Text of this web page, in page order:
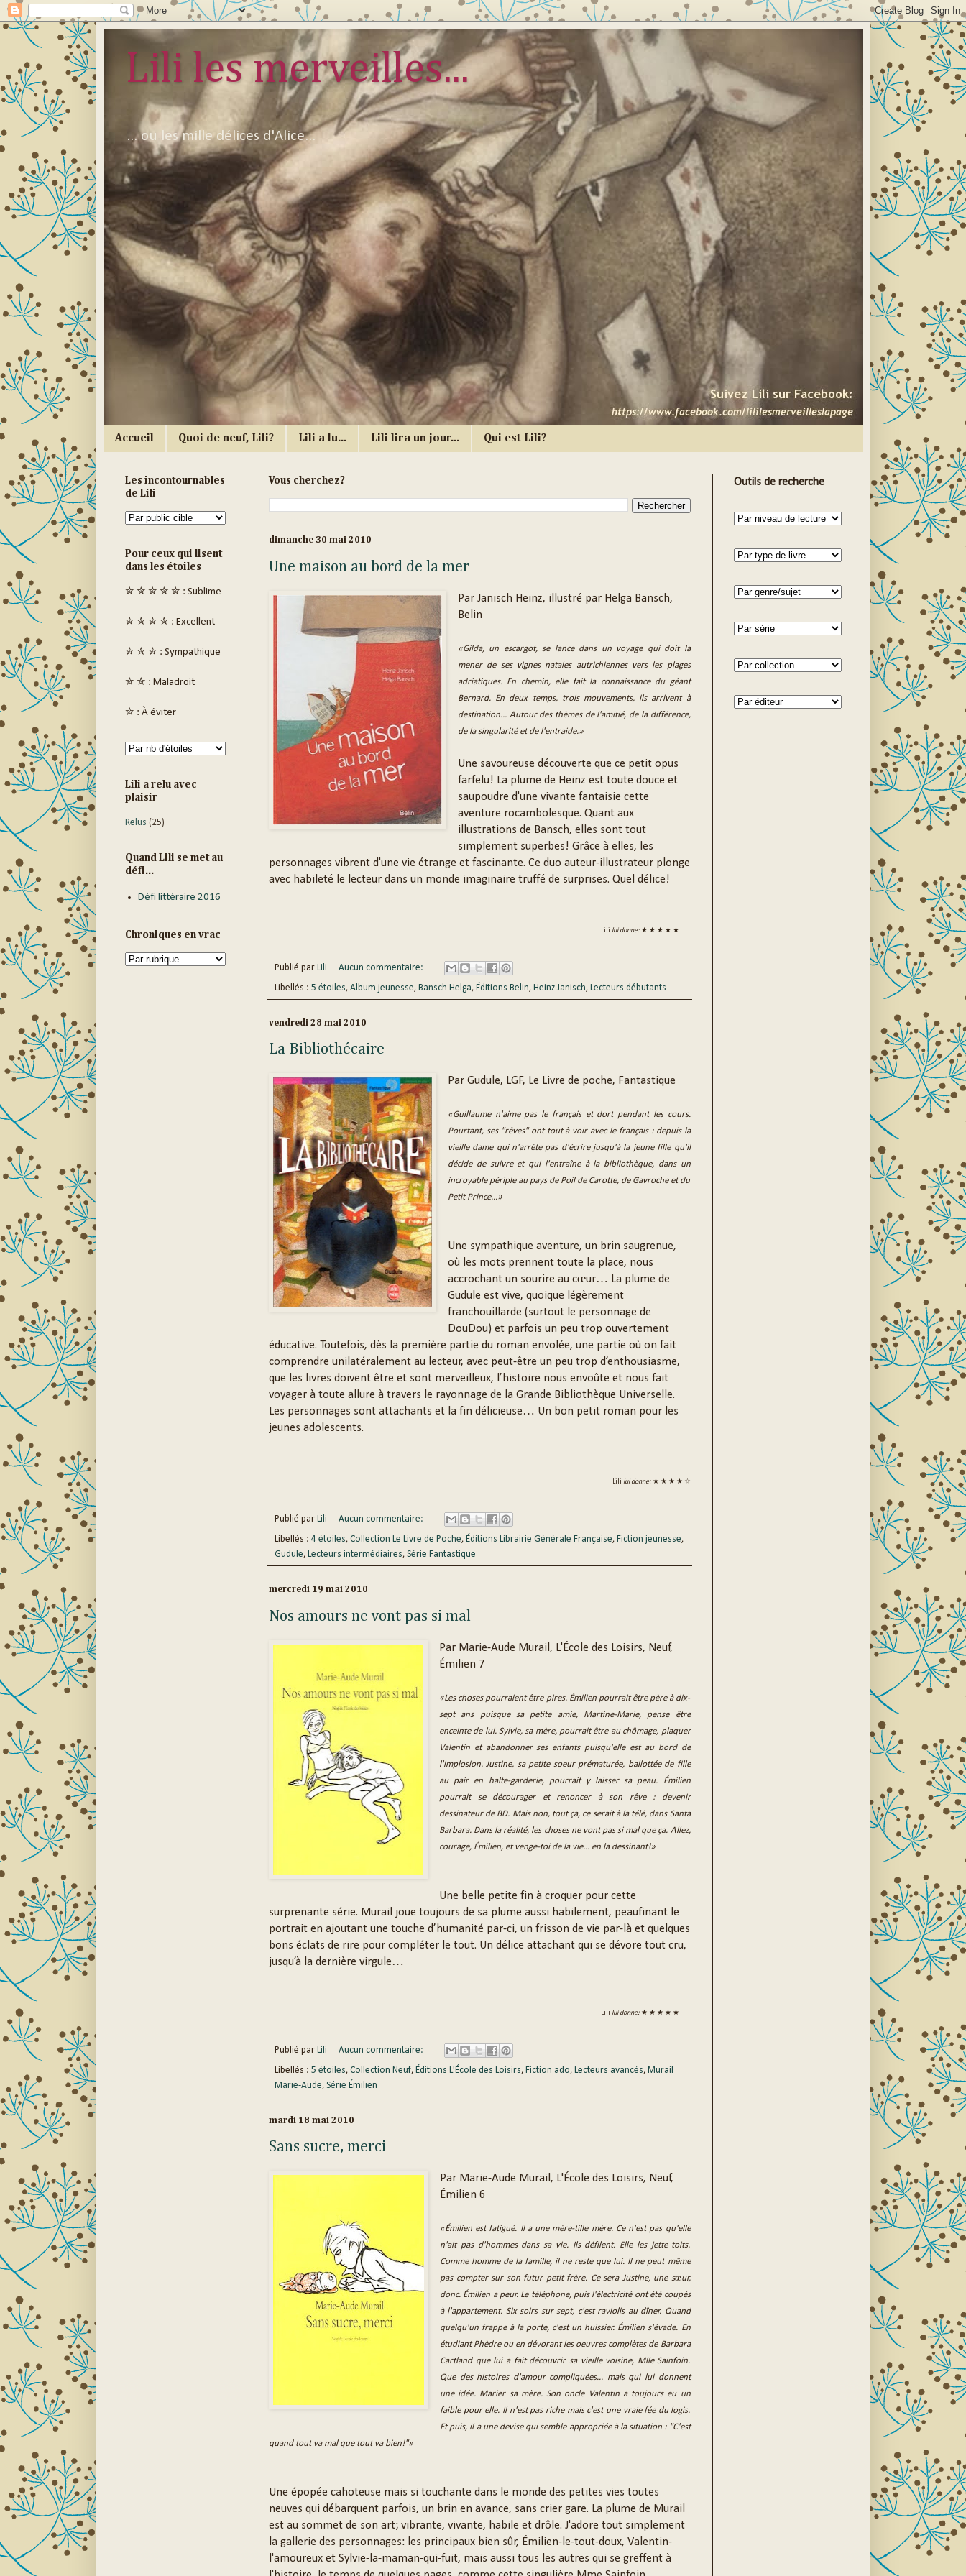
Lili les merveilles...
... ou les mille délices d'Alice...
Accueil Quoi de neuf, Lili? Lili a lu... Lili lira un jour... Qui est Lili?
Vous cherchez?
dimanche 30 mai 2010
Une maison au bord de la mer
Par Janisch Heinz, illustré par Helga Bansch,
Belin
«Gilda, un escargot, se lance dans un voyage qui doit la
mener de ses vignes natales autrichiennes vers les plages
adriatiques. En chemin, elle fait la connaissance du géant
Bernard. En deux temps, trois mouvements, ils arrivent à
destination... Autour des thèmes de l'amitié, de la différence,
de la singularité et de l'entraide.»
Une savoureuse découverte que ce petit opus
farfelu! La plume de Heinz est toute douce et
saupoudre d'une vivante fantaisie cette
aventure rocambolesque. Quant aux
illustrations de Bansch, elles sont tout
simplement superbes! Grâce à elles, les
personnages vibrent d'une vie étrange et fascinante. Ce duo auteur-illustrateur plonge
avec habileté le lecteur dans un monde imaginaire truffé de surprises. Quel délice!
Lili lui donne: ★ ★ ★ ★ ★
Publié par Lili Aucun commentaire:
Libellés : 5 étoiles, Album jeunesse, Bansch Helga, Éditions Belin, Heinz Janisch, Lecteurs débutants
vendredi 28 mai 2010
La Bibliothécaire
Par Gudule, LGF, Le Livre de poche, Fantastique
«Guillaume n'aime pas le français et dort pendant les cours.
Pourtant, ses "rêves" ont tout à voir avec le français : depuis la
vieille dame qui n'arrête pas d'écrire jusqu'à la jeune fille qu'il
décide de suivre et qui l'entraîne à la bibliothèque, dans un
incroyable périple au pays de Poil de Carotte, de Gavroche et du
Petit Prince...»
Une sympathique aventure, un brin saugrenue,
où les mots prennent toute la place, nous
accrochant un sourire au cœur… La plume de
Gudule est vive, quoique légèrement
franchouillarde (surtout le personnage de
DouDou) et parfois un peu trop ouvertement
éducative. Toutefois, dès la première partie du roman envolée, une partie où on fait
comprendre unilatéralement au lecteur, avec peut-être un peu trop d’enthousiasme,
que les livres doivent être et sont merveilleux, l’histoire nous envoûte et nous fait
voyager à toute allure à travers le rayonnage de la Grande Bibliothèque Universelle.
Les personnages sont attachants et la fin délicieuse… Un bon petit roman pour les
jeunes adolescents.
Lili lui donne: ★ ★ ★ ★ ☆
Publié par Lili Aucun commentaire:
Libellés : 4 étoiles, Collection Le Livre de Poche, Éditions Librairie Générale Française, Fiction jeunesse,
Gudule, Lecteurs intermédiaires, Série Fantastique
mercredi 19 mai 2010
Nos amours ne vont pas si mal
Par Marie-Aude Murail, L'École des Loisirs, Neuf,
Émilien 7
«Les choses pourraient être pires. Émilien pourrait être père à dix-
sept ans puisque sa petite amie, Martine-Marie, pense être
enceinte de lui. Sylvie, sa mère, pourrait être au chômage, plaquer
Valentin et abandonner ses enfants puisqu'elle est au bord de
l'implosion. Justine, sa petite soeur prématurée, ballottée de fille
au pair en halte-garderie, pourrait y laisser sa peau. Émilien
pourrait se décourager et renoncer à son rêve : devenir
dessinateur de BD. Mais non, tout ça, ce serait à la télé, dans Santa
Barbara. Dans la réalité, les choses ne vont pas si mal que ça. Allez,
courage, Émilien, et venge-toi de la vie... en la dessinant!»
Une belle petite fin à croquer pour cette
surprenante série. Murail joue toujours de sa plume aussi habilement, peaufinant le
portrait en ajoutant une touche d’humanité par-ci, un frisson de vie par-là et quelques
bons éclats de rire pour compléter le tout. Un délice attachant qui se dévore tout cru,
jusqu’à la dernière virgule…
Lili lui donne: ★ ★ ★ ★ ★
Publié par Lili Aucun commentaire:
Libellés : 5 étoiles, Collection Neuf, Éditions L'École des Loisirs, Fiction ado, Lecteurs avancés, Murail
Marie-Aude, Série Émilien
mardi 18 mai 2010
Sans sucre, merci
Par Marie-Aude Murail, L'École des Loisirs, Neuf,
Émilien 6
«Émilien est fatigué. Il a une mère-tille mère. Ce n'est pas qu'elle
n'ait pas d'hommes dans sa vie. Ils défilent. Elle les jette toits.
Comme homme de la famille, il ne reste que lui. Il ne peut même
pas compter sur son futur petit frère. Ce sera Justine, une sœur,
donc. Émilien a peur. Le téléphone, puis l'électricité ont été coupés
à l'appartement. Six soirs sur sept, c'est raviolis au dîner. Quand
quelqu'un frappe à la porte, c'est un huissier. Émilien s'évade. En
étudiant Phèdre ou en dévorant les oeuvres complètes de Barbara
Cartland que lui a fait découvrir sa vieille voisine, Mlle Sainfoin.
Que des histoires d'amour compliquées... mais qui lui donnent
une idée. Marier sa mère. Son oncle Valentin a toujours eu un
faible pour elle. Il n'est pas riche mais c'est une vraie fée du logis.
Et puis, il a une devise qui semble appropriée à la situation : "C'est
quand tout va mal que tout va bien!"»
Une épopée cahoteuse mais si touchante dans le monde des petites vies toutes
neuves qui débarquent parfois, un brin en avance, sans crier gare. La plume de Murail
est au sommet de son art; vibrante, vivante, habile et drôle. J'adore tout simplement
la gallerie des personnages: les principaux bien sûr, Émilien-le-tout-doux, Valentin-
l'amoureux et Sylvie-la-maman-qui-fuit, mais aussi tous les autres qui se greffent à
Les incontournables
de Lili
Pour ceux qui lisent
dans les étoiles
✮ ✮ ✮ ✮ ✮ : Sublime
✮ ✮ ✮ ✮ : Excellent
✮ ✮ ✮ : Sympathique
✮ ✮ : Maladroit
✮ : À éviter
Lili a relu avec
plaisir
Relus (25)
Quand Lili se met au
défi...
Défi littéraire 2016
Chroniques en vrac
Outils de recherche